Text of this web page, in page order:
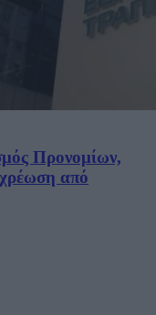
Προνομίων,
από